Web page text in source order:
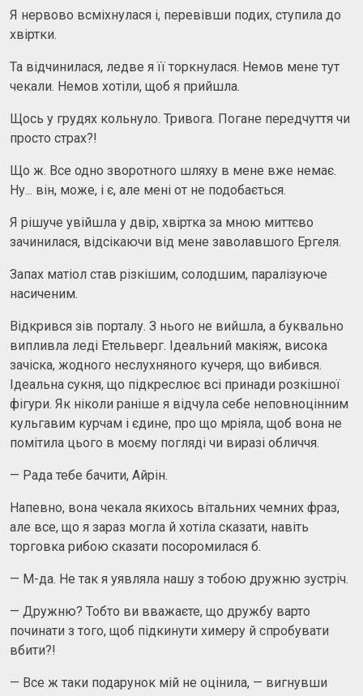
Я нервово всміхнулася і, перевівши подих, ступила до
хвіртки.
Та відчинилася, ледве я її торкнулася. Немов мене тут
чекали. Немов хотіли, щоб я прийшла.
Щось у грудях кольнуло. Тривога. Погане передчуття чи
просто страх?!
Що ж. Все одно зворотного шляху в мене вже немає.
Ну... він, може, і є, але мені от не подобається.
Я рішуче увійшла у двір, хвіртка за мною миттєво
зачинилася, відсікаючи від мене заволавшого Ергеля.
Запах матіол став різкішим, солодшим, паралізуюче
насиченим.
Відкрився зів порталу. З нього не вийшла, а буквально
випливла леді Етельверг. Ідеальний макіяж, висока
зачіска, жодного неслухняного кучеря, що вибився.
Ідеальна сукня, що підкреслює всі принади розкішної
фігури. Як ніколи раніше я відчула себе неповноцінним
кульгавим курчам і єдине, про що мріяла, щоб вона не
помітила цього в моєму погляді чи виразі обличчя.
— Рада тебе бачити, Айрін.
Напевно, вона чекала якихось вітальних чемних фраз,
але все, що я зараз могла й хотіла сказати, навіть
торговка рибою сказати посоромилася б.
— М-да. Не так я уявляла нашу з тобою дружню зустріч.
— Дружню? Тобто ви вважаєте, що дружбу варто
починати з того, щоб підкинути химеру й спробувати
вбити?!
— Все ж таки подарунок мій не оцінила, — вигнувши